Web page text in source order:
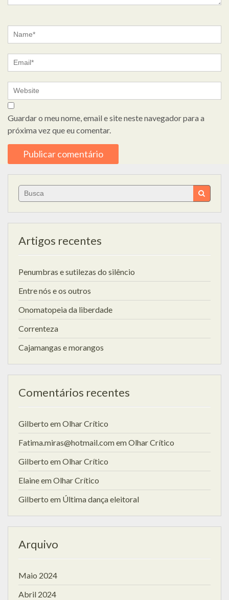
Guardar o meu nome, email e site neste navegador para a
próxima vez que eu comentar.
Search
for:
Artigos recentes
Penumbras e sutilezas do silêncio
Entre nós e os outros
Onomatopeia da liberdade
Correnteza
Cajamangas e morangos
Comentários recentes
Gilberto emOlhar Crítico
Fatima.miras@hotmail.comemOlhar Crítico
Gilberto emOlhar Crítico
ElaineemOlhar Crítico
Gilberto em Última dança eleitoral
Arquivo
Maio 2024
Abril 2024